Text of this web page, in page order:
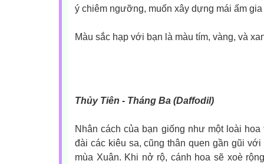
ý chiêm ngưỡng, muốn xây dựng mái ấm
Màu sắc hạp với bạn là màu tím, vàng, và
Thủy Tiên - Tháng Ba (Daffodil)
Nhân cách của bạn giống như một loài hoa
đài các kiêu sa, cũng thân quen gần gũi
mùa Xuân. Khi nở rộ, cánh hoa sẽ xoè